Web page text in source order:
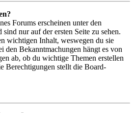
Forums erscheinen unter den
nur auf der ersten Seite zu sehen.
wichtigen Inhalt, weswegen du sie
den Bekanntmachungen hängt es von
ab, ob du wichtige Themen erstellen
Berechtigungen stellt die Board-